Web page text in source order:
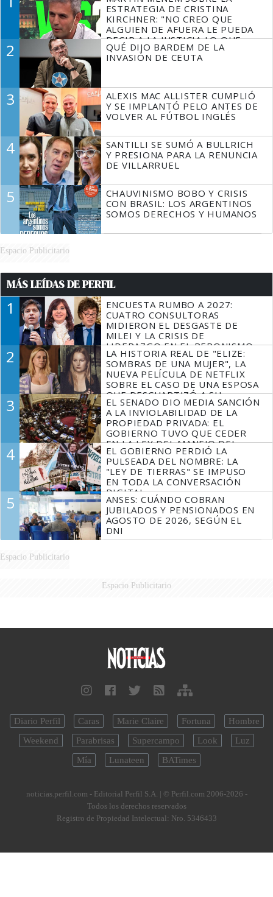
ESTRATEGIA DE CRISTINA
KIRCHNER: "NO CREO QUE
ALGUIEN DE AFUERA LE PUEDA
DECIR A LA JUSTICIA LO QUE
TIENE QUE HACER"
2
QUÉ DIJO BARDEM DE LA
INVASIÓN DE CEUTA
3
ALEXIS MAC ALLISTER CUMPLIÓ
Y SE IMPLANTÓ PELO ANTES DE
VOLVER AL FÚTBOL INGLÉS
4
SANTILLI SE SUMÓ A BULLRICH
Y PRESIONA PARA LA RENUNCIA
DE VILLARRUEL
5
CHAUVINISMO BOBO Y CRISIS
CON BRASIL: LOS ARGENTINOS
SOMOS DERECHOS Y HUMANOS
Espacio Publicitario
MÁS LEÍDAS DE PERFIL
1
ENCUESTA RUMBO A 2027:
CUATRO CONSULTORAS
MIDIERON EL DESGASTE DE
MILEI Y LA CRISIS DE
LIDERAZGO EN EL PERONISMO
2
LA HISTORIA REAL DE "ELIZE:
SOMBRAS DE UNA MUJER", LA
NUEVA PELÍCULA DE NETFLIX
SOBRE EL CASO DE UNA ESPOSA
QUE DESCUARTIZÓ A SU
MARIDO
3
EL SENADO DIO MEDIA SANCIÓN
A LA INVIOLABILIDAD DE LA
PROPIEDAD PRIVADA: EL
GOBIERNO TUVO QUE CEDER
EN LA LEY DEL MANEJO DEL
FUEGO
4
EL GOBIERNO PERDIÓ LA
PULSEADA DEL NOMBRE: LA
"LEY DE TIERRAS" SE IMPUSO
EN TODA LA CONVERSACIÓN
DIGITAL
5
ANSES: CUÁNDO COBRAN
JUBILADOS Y PENSIONADOS EN
AGOSTO DE 2026, SEGÚN EL
DNI
Espacio Publicitario
Espacio Publicitario
Diario Perfil Caras Marie Claire Fortuna
Hombre
Weekend
Parabrisas Supercampo Look
Luz
Mía
Lunateen BATimes
noticias.perfil.com - Editorial Perfil S.A. | © Perfil.com 2006-2026 -
Todos los derechos reservados
Registro de Propiedad Intelectual: Nro. 5346433